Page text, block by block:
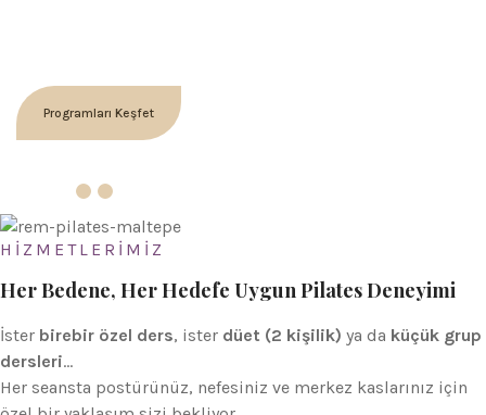
Programları Keşfet
HİZMETLERİMİZ
Her Bedene, Her Hedefe Uygun Pilates Deneyimi
İster birebir özel ders, ister düet (2 kişilik) ya da küçük grup
dersleri…
Her seansta postürünüz, nefesiniz ve merkez kaslarınız için